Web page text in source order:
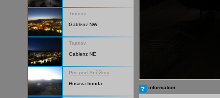
Trutnov
Gablenz NW
Trutnov
Gablenz NE
Pec pod Sněžkou
Husova bouda
information